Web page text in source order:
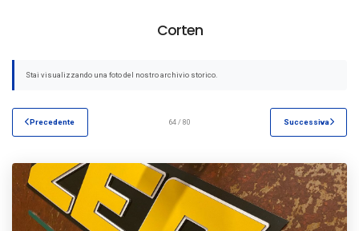
Corten
Stai visualizzando una foto del nostro archivio storico.
Precedente 64 / 80 Successiva